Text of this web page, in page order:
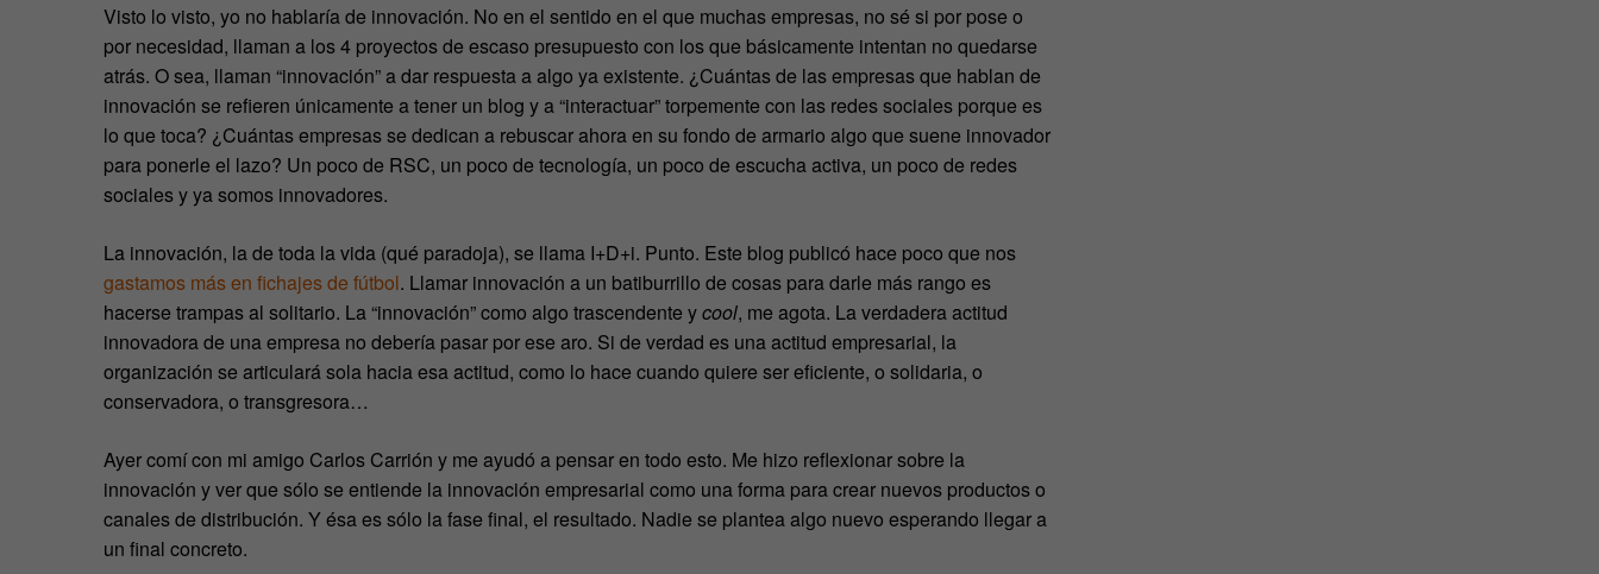
Visto lo visto, yo no hablaría de innovación. No en el sentido en el que muchas empresas, no sé si por pose o
por necesidad, llaman a los 4 proyectos de escaso presupuesto con los que básicamente intentan no quedarse
atrás. O sea, llaman “innovación” a dar respuesta a algo ya existente. ¿Cuántas de las empresas que hablan de
innovación se refieren únicamente a tener un blog y a “interactuar” torpemente con las redes sociales porque es
lo que toca? ¿Cuántas empresas se dedican a rebuscar ahora en su fondo de armario algo que suene innovador
para ponerle el lazo? Un poco de RSC, un poco de tecnología, un poco de escucha activa, un poco de redes
sociales y ya somos innovadores.
La innovación, la de toda la vida (qué paradoja), se llama I+D+i. Punto. Este blog publicó hace poco que nos
gastamos más en fichajes de fútbol. Llamar innovación a un batiburrillo de cosas para darle más rango es
hacerse trampas al solitario. La “innovación” como algo trascendente ycool, me agota. La verdadera actitud
innovadora de una empresa no debería pasar por ese aro. Si de verdad es una actitud empresarial, la
organización se articulará sola hacia esa actitud, como lo hace cuando quiere ser eficiente, o solidaria, o
conservadora, o transgresora…
Ayer comí con mi amigo Carlos Carrión y me ayudó a pensar en todo esto. Me hizo reflexionar sobre la
innovación y ver que sólo se entiende la innovación empresarial como una forma para crear nuevos productos o
canales de distribución. Y ésa es sólo la fase final, el resultado. Nadie se plantea algo nuevo esperando llegar a
un final concreto.